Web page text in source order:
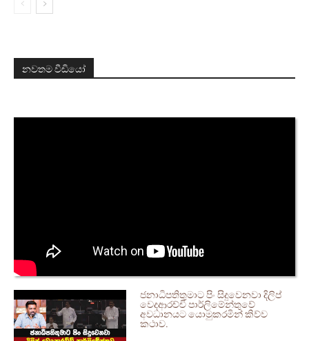
නවතම වීඩියෝ
ජනාධිපතිතුමාට පිං සිදුවෙනවා දිලිප්
වෙදආරච්චි පාර්ලිමේන්තුවේ
අවධානයට යොමුකරමින් කිව්ව
කථාව.